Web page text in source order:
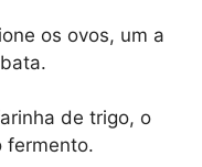
os ovos, um a
de trigo, o
fermento.